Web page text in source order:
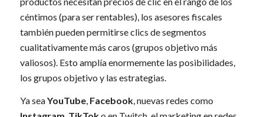
céntimos (para ser rentables), los asesores fiscales
también pueden permitirse clics de segmentos
cualitativamente más caros (grupos objetivo más
valiosos). Esto amplía enormemente las posibilidades,
los grupos objetivo y las estrategias.
Ya seaYouTube, Facebook, nuevas redes como